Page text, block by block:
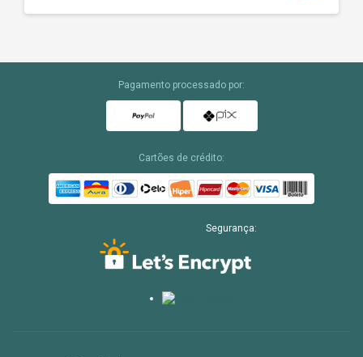
Pagamento processado por:
Cartões de crédito:
Segurança: